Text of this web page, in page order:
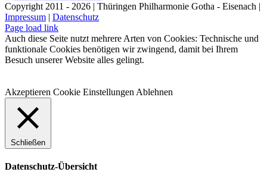
Copyright 2011 - 2026 | Thüringen Philharmonie Gotha - Eisenach |
Impressum | Datenschutz
Facebook
Instagram
WhatsApp
YouTube
E-
Mail
Telefon
Page load link
Auch diese Seite nutzt mehrere Arten von Cookies: Technische und
funktionale Cookies benötigen wir zwingend, damit bei Ihrem
Besuch unserer Website alles gelingt.
Akzeptieren Cookie Einstellungen Ablehnen
Schließen
Datenschutz-Übersicht